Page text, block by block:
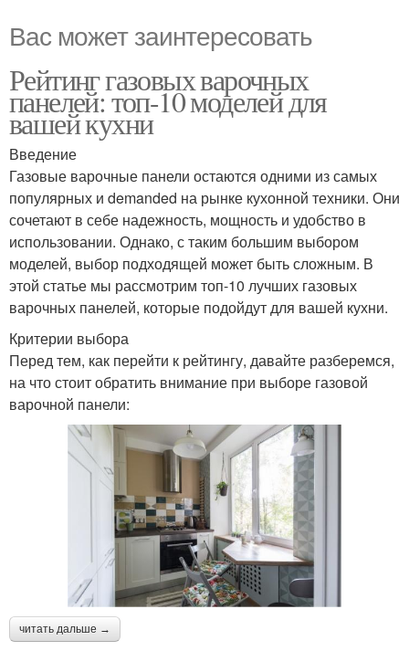
Вас может заинтересовать
Рейтинг газовых варочных
панелей: топ-10 моделей для
вашей кухни
Введение
Газовые варочные панели остаются одними из самых
популярных и demanded на рынке кухонной техники. Они
сочетают в себе надежность, мощность и удобство в
использовании. Однако, с таким большим выбором
моделей, выбор подходящей может быть сложным. В
этой статье мы рассмотрим топ-10 лучших газовых
варочных панелей, которые подойдут для вашей кухни.
Критерии выбора
Перед тем, как перейти к рейтингу, давайте разберемся,
на что стоит обратить внимание при выборе газовой
варочной панели:
читать дальше →